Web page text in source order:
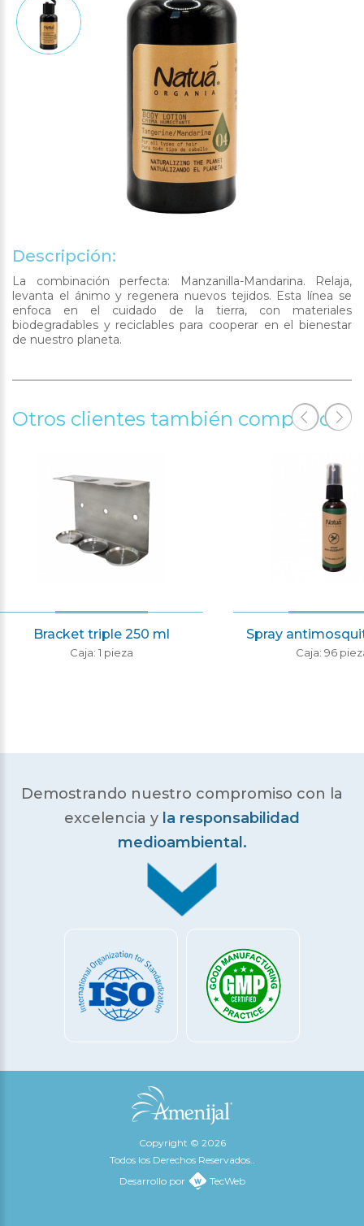
Descripción:
La combinación perfecta: Manzanilla-Mandarina. Relaja,
levanta el ánimo y regenera nuevos tejidos. Esta línea se
enfoca en el cuidado de la tierra, con materiales
biodegradables y reciclables para cooperar en el bienestar
de nuestro planeta.
Otros clientes también compraron
Bracket triple 250 ml
Caja: 1 pieza
Spray
Caja: 96
Demostrando nuestro compromiso con la
excelencia y la responsabilidad
medioambiental.
Copyright © 2026
Todos los Derechos Reservados..
Desarrollo por
TecWeb